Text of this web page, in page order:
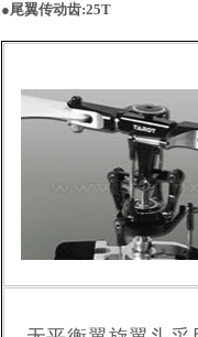
●尾翼传动齿:25T